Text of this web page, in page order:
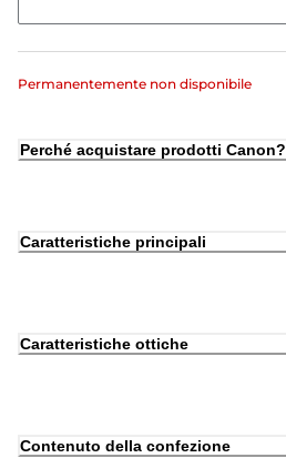
Permanentemente non disponibile
Perché acquistare prodotti Canon?
Caratteristiche principali
Caratteristiche ottiche
Contenuto della confezione